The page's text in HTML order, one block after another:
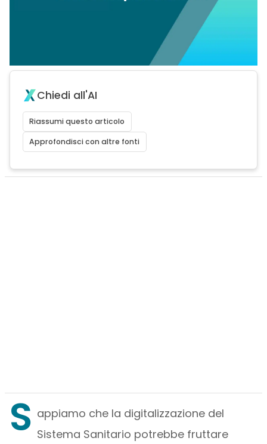
Chiedi all'AI
Riassumi questo articolo
Approfondisci con altre fonti
S appiamo che la digitalizzazione del
Sistema Sanitario potrebbe fruttare